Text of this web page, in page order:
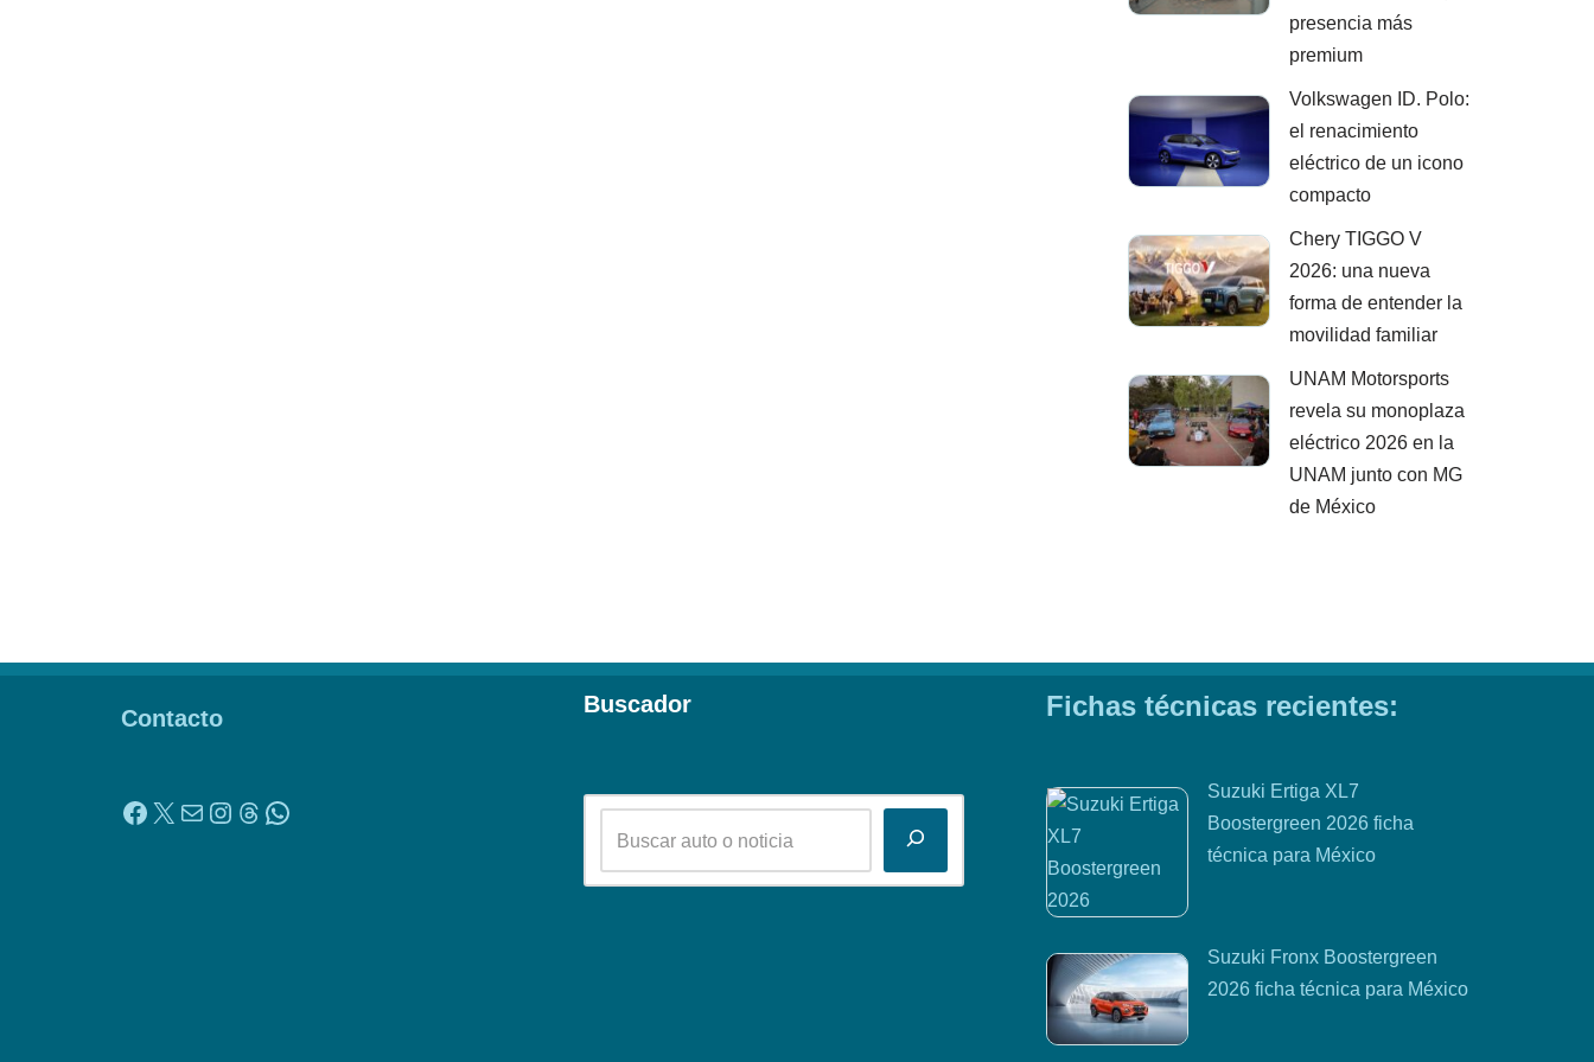
presencia más
premium
Volkswagen ID. Polo:
el renacimiento
eléctrico de un icono
compacto
Chery TIGGO V
2026: una nueva
forma de entender la
movilidad familiar
UNAM Motorsports
revela su monoplaza
eléctrico 2026 en la
UNAM junto con MG
de México
Contacto
Buscador Fichas técnicas recientes:
Suzuki Ertiga XL7
Boostergreen 2026 ficha
técnica para México
Suzuki Fronx Boostergreen
2026 ficha técnica para México